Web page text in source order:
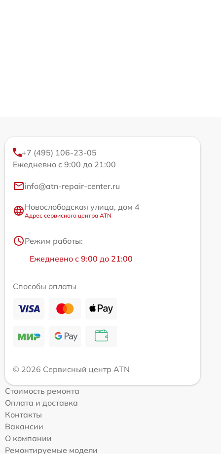
+7 (495) 106-23-05
Ежедневно с 9:00 до 21:00
info@atn-repair-center.ru
Новослободская улица, дом 4
Адрес сервисного центра ATN
Режим работы:
Ежедневно с 9:00 до 21:00
Способы оплаты
© 2026 Сервисный центр ATN
Стоимость ремонта
Оплата и доставка
Контакты
Вакансии
О компании
Ремонтируемые модели